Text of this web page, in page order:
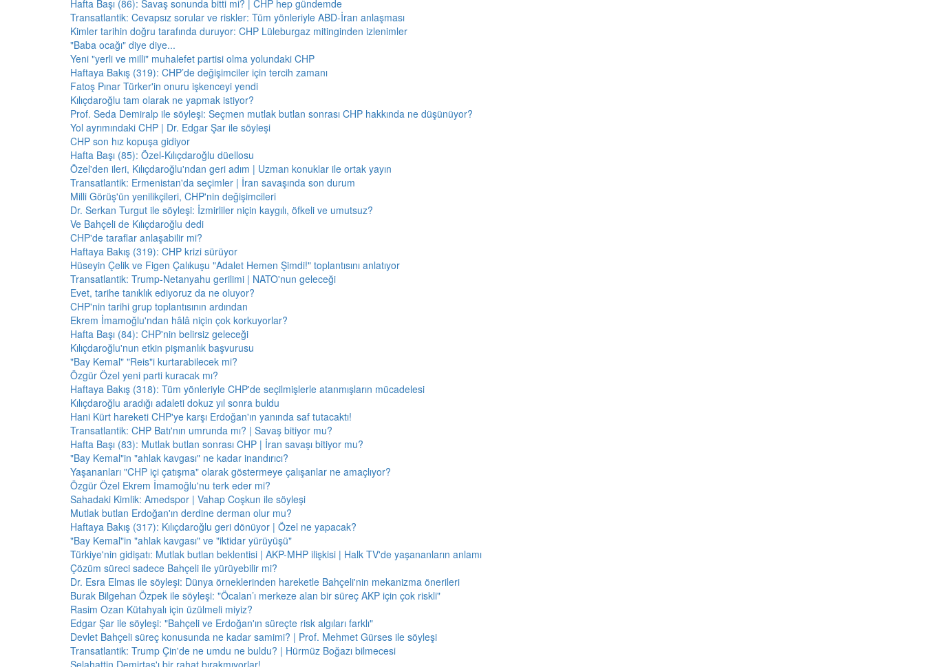
Hafta Başı (86): Savaş sonunda bitti mi? | CHP hep gündemde
Transatlantik: Cevapsız sorular ve riskler: Tüm yönleriyle ABD-İran anlaşması
Kimler tarihin doğru tarafında duruyor: CHP Lüleburgaz mitinginden izlenimler
"Baba ocağı" diye diye...
Yeni "yerli ve milli" muhalefet partisi olma yolundaki CHP
Haftaya Bakış (319): CHP’de değişimciler için tercih zamanı
Fatoş Pınar Türker'in onuru işkenceyi yendi
Kılıçdaroğlu tam olarak ne yapmak istiyor?
Prof. Seda Demiralp ile söyleşi: Seçmen mutlak butlan sonrası CHP hakkında ne düşünüyor?
Yol ayrımındaki CHP | Dr. Edgar Şar ile söyleşi
CHP son hız kopuşa gidiyor
Hafta Başı (85): Özel-Kılıçdaroğlu düellosu
Özel'den ileri, Kılıçdaroğlu'ndan geri adım | Uzman konuklar ile ortak yayın
Transatlantik: Ermenistan'da seçimler | İran savaşında son durum
Milli Görüş'ün yenilikçileri, CHP'nin değişimcileri
Dr. Serkan Turgut ile söyleşi: İzmirliler niçin kaygılı, öfkeli ve umutsuz?
Ve Bahçeli de Kılıçdaroğlu dedi
CHP'de taraflar anlaşabilir mi?
Haftaya Bakış (319): CHP krizi sürüyor
Hüseyin Çelik ve Figen Çalıkuşu "Adalet Hemen Şimdi!" toplantısını anlatıyor
Transatlantik: Trump-Netanyahu gerilimi | NATO'nun geleceği
Evet, tarihe tanıklık ediyoruz da ne oluyor?
CHP'nin tarihi grup toplantısının ardından
Ekrem İmamoğlu'ndan hâlâ niçin çok korkuyorlar?
Hafta Başı (84): CHP'nin belirsiz geleceği
Kılıçdaroğlu'nun etkin pişmanlık başvurusu
"Bay Kemal" "Reis"i kurtarabilecek mi?
Özgür Özel yeni parti kuracak mı?
Haftaya Bakış (318): Tüm yönleriyle CHP'de seçilmişlerle atanmışların mücadelesi
Kılıçdaroğlu aradığı adaleti dokuz yıl sonra buldu
Hani Kürt hareketi CHP'ye karşı Erdoğan'ın yanında saf tutacaktı!
Transatlantik: CHP Batı'nın umrunda mı? | Savaş bitiyor mu?
Hafta Başı (83): Mutlak butlan sonrası CHP | İran savaşı bitiyor mu?
"Bay Kemal"in "ahlak kavgası" ne kadar inandırıcı?
Yaşananları "CHP içi çatışma" olarak göstermeye çalışanlar ne amaçlıyor?
Özgür Özel Ekrem İmamoğlu'nu terk eder mi?
Sahadaki Kimlik: Amedspor | Vahap Coşkun ile söyleşi
Mutlak butlan Erdoğan'ın derdine derman olur mu?
Haftaya Bakış (317): Kılıçdaroğlu geri dönüyor | Özel ne yapacak?
"Bay Kemal"in "ahlak kavgası" ve "iktidar yürüyüşü"
Türkiye'nin gidişatı: Mutlak butlan beklentisi | AKP-MHP ilişkisi | Halk TV'de yaşananların anlamı
Çözüm süreci sadece Bahçeli ile yürüyebilir mi?
Dr. Esra Elmas ile söyleşi: Dünya örneklerinden hareketle Bahçeli'nin mekanizma önerileri
Burak Bilgehan Özpek ile söyleşi: "Öcalan’ı merkeze alan bir süreç AKP için çok riskli"
Rasim Ozan Kütahyalı için üzülmeli miyiz?
Edgar Şar ile söyleşi: "Bahçeli ve Erdoğan'ın süreçte risk algıları farklı"
Devlet Bahçeli süreç konusunda ne kadar samimi? | Prof. Mehmet Gürses ile söyleşi
Transatlantik: Trump Çin'de ne umdu ne buldu? | Hürmüz Boğazı bilmecesi
Selahattin Demirtaş'ı bir rahat bırakmıyorlar!